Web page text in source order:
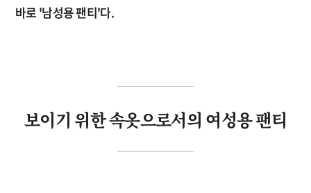
바로 '남성용 팬티'다.
보이기 위한 속옷으로서의 여성용 팬티